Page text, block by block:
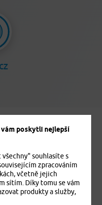
je jisté
poskytli nejlepší
souhlasíte s
zpracováním
včetně jejich
sítím. Díky tomu se vám
produkty a služby,